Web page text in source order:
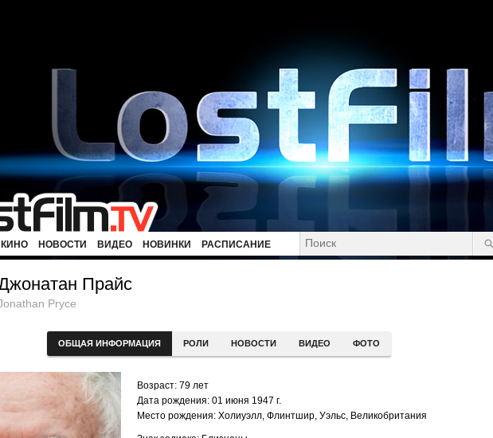
КИНО НОВОСТИ ВИДЕО НОВИНКИ РАСПИСАНИЕ
Прайс
Pryce
ОБЩАЯ ИНФОРМАЦИЯ РОЛИ НОВОСТИ ВИДЕО ФОТО
Возраст: 79 лет
Дата рождения: 01 июня 1947 г.
Место рождения: Холиуэлл, Флинтшир, Уэльс, Великобритания